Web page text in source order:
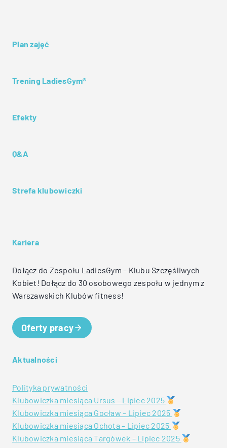
Plan zajęć
Trening LadiesGym®
Efekty
Q&A
Strefa klubowiczki
Kariera
Dołącz do Zespołu LadiesGym – Klubu Szczęśliwych
Kobiet! Dołącz do 30 osobowego zespołu w jednym z
Warszawskich Klubów fitness!
Oferty pracy
Aktualności
Polityka prywatności
Klubowiczka miesiąca Ursus – Lipiec 2025
Klubowiczka miesiąca Gocław – Lipiec 2025
Klubowiczka miesiąca Ochota – Lipiec 2025
Klubowiczka miesiąca Targówek – Lipiec 2025